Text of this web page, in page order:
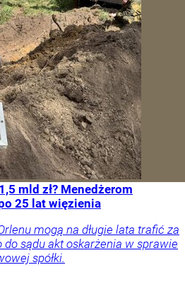
mld zł? Menedżerom
25 lat więzienia
mogą na długie lata trafić za
do sądu akt oskarżenia w sprawie
spółki.